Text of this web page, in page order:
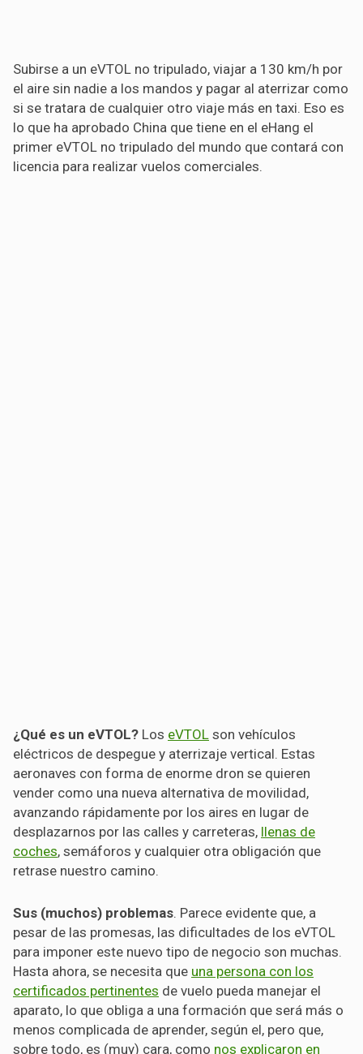
Subirse a un eVTOL no tripulado, viajar a 130 km/h por
el aire sin nadie a los mandos y pagar al aterrizar como
si se tratara de cualquier otro viaje más en taxi. Eso es
lo que ha aprobado China que tiene en el eHang el
primer eVTOL no tripulado del mundo que contará con
licencia para realizar vuelos comerciales.
¿Qué es un eVTOL? Los eVTOL son vehículos
eléctricos de despegue y aterrizaje vertical. Estas
aeronaves con forma de enorme dron se quieren
vender como una nueva alternativa de movilidad,
avanzando rápidamente por los aires en lugar de
desplazarnos por las calles y carreteras, llenas de
coches, semáforos y cualquier otra obligación que
retrase nuestro camino.
Sus (muchos) problemas. Parece evidente que, a
pesar de las promesas, las dificultades de los eVTOL
para imponer este nuevo tipo de negocio son muchas.
Hasta ahora, se necesita que una persona con los
certificados pertinentes de vuelo pueda manejar el
aparato, lo que obliga a una formación que será más o
menos complicada de aprender, según el, pero que,
sobre todo, es (muy) cara, como nos explicaron en